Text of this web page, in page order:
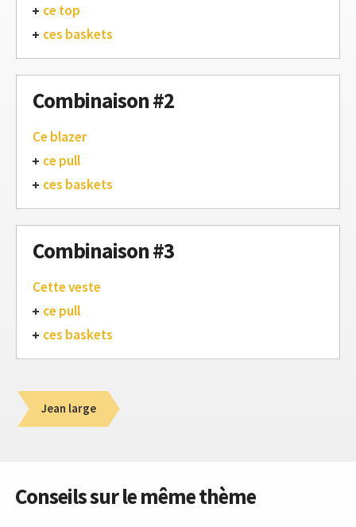
ce top
ces baskets
Combinaison #2
Ce blazer
ce pull
ces baskets
Combinaison #3
Cette veste
ce pull
ces baskets
Jean large
Conseils sur le même thème